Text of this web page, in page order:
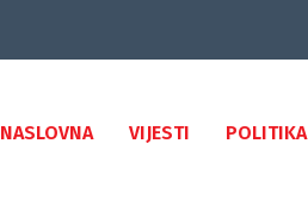
NASLOVNA VIJESTI POLITIKA